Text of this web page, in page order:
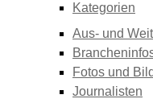
Kategorien
Aus- und
Fotos und
Journalisten